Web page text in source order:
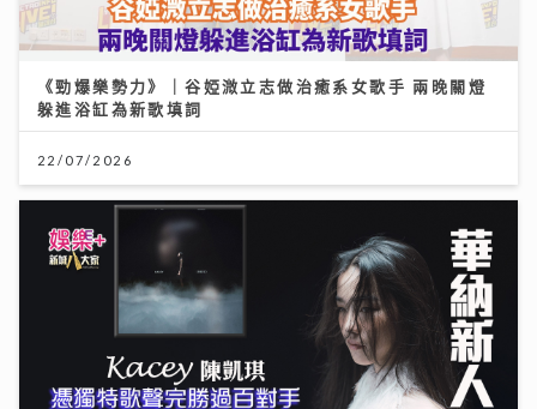
《勁爆樂勢力》｜谷婭溦立志做治癒系女歌手 兩晚關燈
躲進浴缸為新歌填詞
22/07/2026